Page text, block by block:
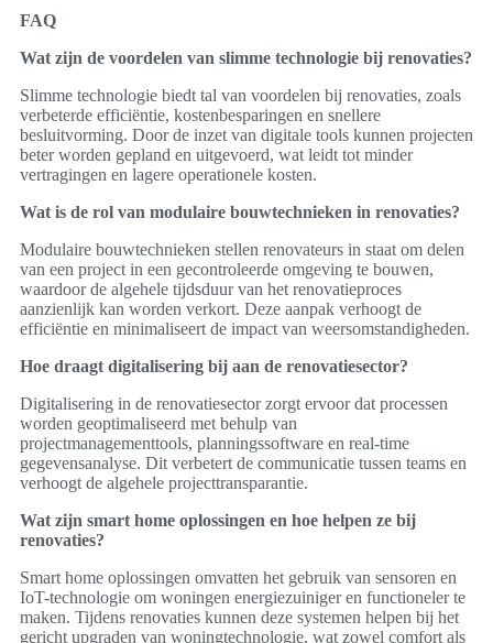
FAQ
Wat zijn de voordelen van slimme technologie bij renovaties?
Slimme technologie biedt tal van voordelen bij renovaties, zoals
verbeterde efficiëntie, kostenbesparingen en snellere
besluitvorming. Door de inzet van digitale tools kunnen projecten
beter worden gepland en uitgevoerd, wat leidt tot minder
vertragingen en lagere operationele kosten.
Wat is de rol van modulaire bouwtechnieken in renovaties?
Modulaire bouwtechnieken stellen renovateurs in staat om delen
van een project in een gecontroleerde omgeving te bouwen,
waardoor de algehele tijdsduur van het renovatieproces
aanzienlijk kan worden verkort. Deze aanpak verhoogt de
efficiëntie en minimaliseert de impact van weersomstandigheden.
Hoe draagt digitalisering bij aan de renovatiesector?
Digitalisering in de renovatiesector zorgt ervoor dat processen
worden geoptimaliseerd met behulp van
projectmanagementtools, planningssoftware en real-time
gegevensanalyse. Dit verbetert de communicatie tussen teams en
verhoogt de algehele projecttransparantie.
Wat zijn smart home oplossingen en hoe helpen ze bij
renovaties?
Smart home oplossingen omvatten het gebruik van sensoren en
IoT-technologie om woningen energiezuiniger en functioneler te
maken. Tijdens renovaties kunnen deze systemen helpen bij het
gericht upgraden van woningtechnologie, wat zowel comfort als